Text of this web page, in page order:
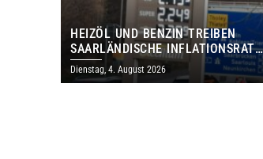
HEIZÖL UND BENZIN TREIBEN
SAARLÄNDISCHE INFLATIONSRATE
IM JULI AUF 3,2 PROZENT
Dienstag, 4. August 2026